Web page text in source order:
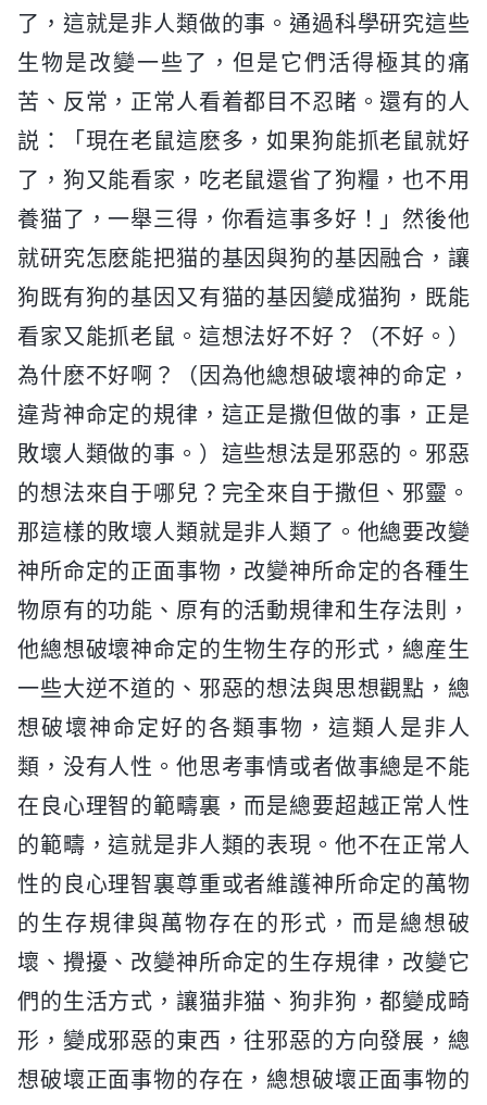
了，這就是非人類做的事。通過科學研究這些
生物是改變一些了，但是它們活得極其的痛
苦、反常，正常人看着都目不忍睹。還有的人
説：「現在老鼠這麽多，如果狗能抓老鼠就好
了，狗又能看家，吃老鼠還省了狗糧，也不用
養猫了，一舉三得，你看這事多好！」然後他
就研究怎麽能把猫的基因與狗的基因融合，讓
狗既有狗的基因又有猫的基因變成猫狗，既能
看家又能抓老鼠。這想法好不好？（不好。）
為什麽不好啊？（因為他總想破壞神的命定，
違背神命定的規律，這正是撒但做的事，正是
敗壞人類做的事。）這些想法是邪惡的。邪惡
的想法來自于哪兒？完全來自于撒但、邪靈。
那這樣的敗壞人類就是非人類了。他總要改變
神所命定的正面事物，改變神所命定的各種生
物原有的功能、原有的活動規律和生存法則，
他總想破壞神命定的生物生存的形式，總産生
一些大逆不道的、邪惡的想法與思想觀點，總
想破壞神命定好的各類事物，這類人是非人
類，没有人性。他思考事情或者做事總是不能
在良心理智的範疇裏，而是總要超越正常人性
的範疇，這就是非人類的表現。他不在正常人
性的良心理智裏尊重或者維護神所命定的萬物
的生存規律與萬物存在的形式，而是總想破
壞、攪擾、改變神所命定的生存規律，改變它
們的生活方式，讓猫非猫、狗非狗，都變成畸
形，變成邪惡的東西，往邪惡的方向發展，總
想破壞正面事物的存在，總想破壞正面事物的